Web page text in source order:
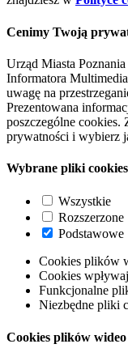
Cenimy Twoją
Urząd Miasta
Informatora
uwagę na
Prezentowana
poszczególne cookies.
prywatności i wybierz
Wybrane pliki
Wszystkie
Rozszerzone
Podstawowe
Cookies plików
Cookies
Funkcjonalne
Niezbędne pliki
Cookies plików wideo